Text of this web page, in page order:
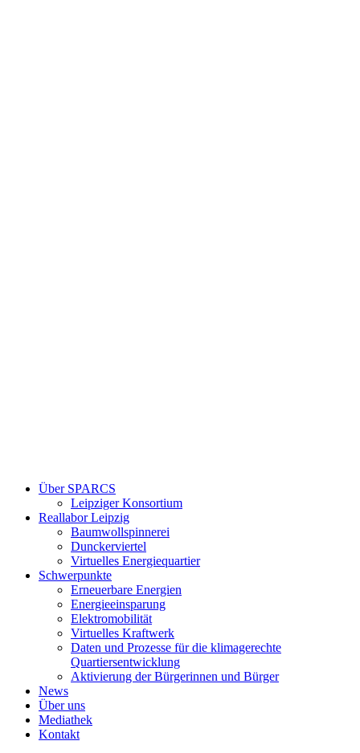
Über SPARCS
Leipziger Konsortium
Reallabor Leipzig
Baumwollspinnerei
Dunckerviertel
Virtuelles Energiequartier
Schwerpunkte
Erneuerbare Energien
Energieeinsparung
Elektromobilität
Virtuelles Kraftwerk
Daten und Prozesse für die klimagerechte
Quartiersentwicklung
Aktivierung der Bürgerinnen und Bürger
News
Über uns
Mediathek
Kontakt